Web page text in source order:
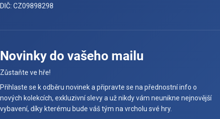
DIČ: CZ09898298
Novinky do vašeho mailu
Zůstaňte ve hře!
Přihlaste se k odběru novinek a připravte se na přednostní info o
nových kolekcích, exkluzivní slevy a už nikdy vám neunikne nejnovější
vybavení, díky kterému bude váš tým na vrcholu své hry.